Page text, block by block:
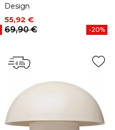
Design
Prix
55,92 €
Prix de base
69,90 €
-20%